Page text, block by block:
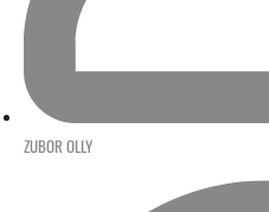
ZUBOR OLLY